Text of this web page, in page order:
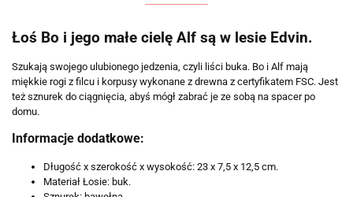
Łoś Bo i jego małe cielę Alf są w lesie Edvin.
Szukają swojego ulubionego jedzenia, czyli liści buka. Bo i Alf mają
miękkie rogi z filcu i korpusy wykonane z drewna z certyfikatem FSC. Jest
też sznurek do ciągnięcia, abyś mógł zabrać je ze sobą na spacer po
domu.
Informacje dodatkowe:
Długość x szerokość x wysokość: 23 x 7,5 x 12,5 cm.
Materiał Łosie: buk.